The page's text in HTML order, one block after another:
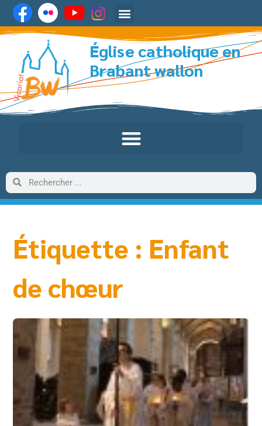
Église catholique en
Brabant wallon
Étiquette : Enfant
de chœur